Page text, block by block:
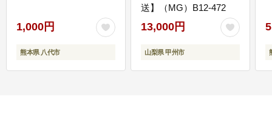
1,000円
熊本県 八代市
送】（MG）B12-472
13,000円
山梨県 甲州市